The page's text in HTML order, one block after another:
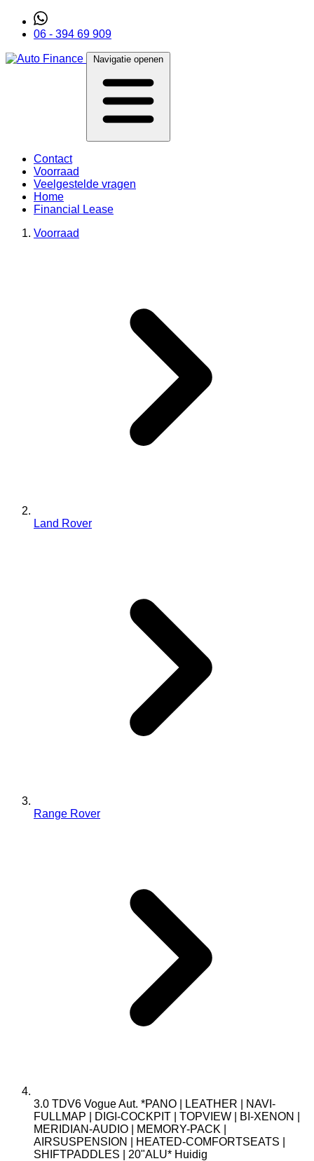
06 - 394 69 909
Navigatie openen
Contact
Voorraad
Veelgestelde vragen
Home
Financial Lease
Voorraad
Land Rover
Range Rover
3.0 TDV6 Vogue Aut. *PANO | LEATHER | NAVI-
FULLMAP | DIGI-COCKPIT | TOPVIEW | BI-XENON |
MERIDIAN-AUDIO | MEMORY-PACK |
AIRSUSPENSION | HEATED-COMFORTSEATS |
SHIFTPADDLES | 20"ALU* Huidig